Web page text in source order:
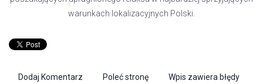
warunkach lokalizacyjnych Polski.
Dodaj Komentarz Poleć stronę Wpis zawiera błędy